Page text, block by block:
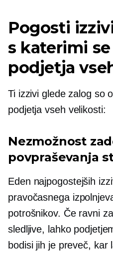
Pogosti
s katerimi
podjetja
Ti izzivi glede zalog so
podjetja vseh velikosti:
Nezmožnost
povpraševanja
Eden najpogostejših
pravočasnega
potrošnikov. Če ravni
sledljive, lahko
bodisi jih je preveč, kar